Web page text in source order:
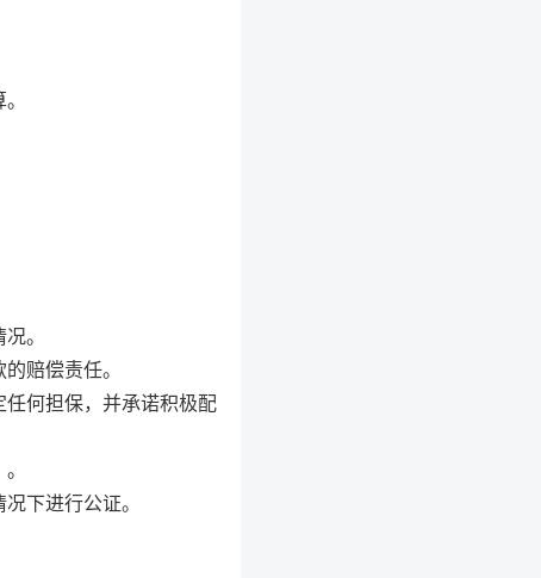
。
赔偿责任。
何担保，并承诺积极配
下进行公证。